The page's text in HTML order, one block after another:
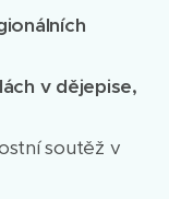
v dějepise,
soutěž v